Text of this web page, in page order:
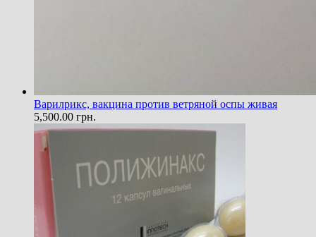
Варилрикс, вакцина против ветряной оспы живая
5,500.00 грн.